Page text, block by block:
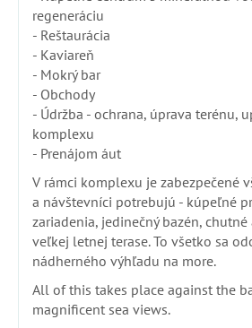
regeneráciu
- Reštaurácia
- Kaviareň
- Mokrý bar
- Obchody
- Údržba - ochrana, úprava terénu,
komplexu
- Prenájom áut
V rámci komplexu je zabezpečené
a návštevníci potrebujú - kúpeľné
zariadenia, jedinečný bazén,
veľkej letnej terase. To všetko sa
nádherného výhľadu na more.
All of this takes place against the
magnificent sea views.